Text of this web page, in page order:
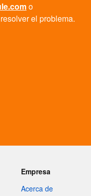
o
el problema.
Empresa
Acerca de